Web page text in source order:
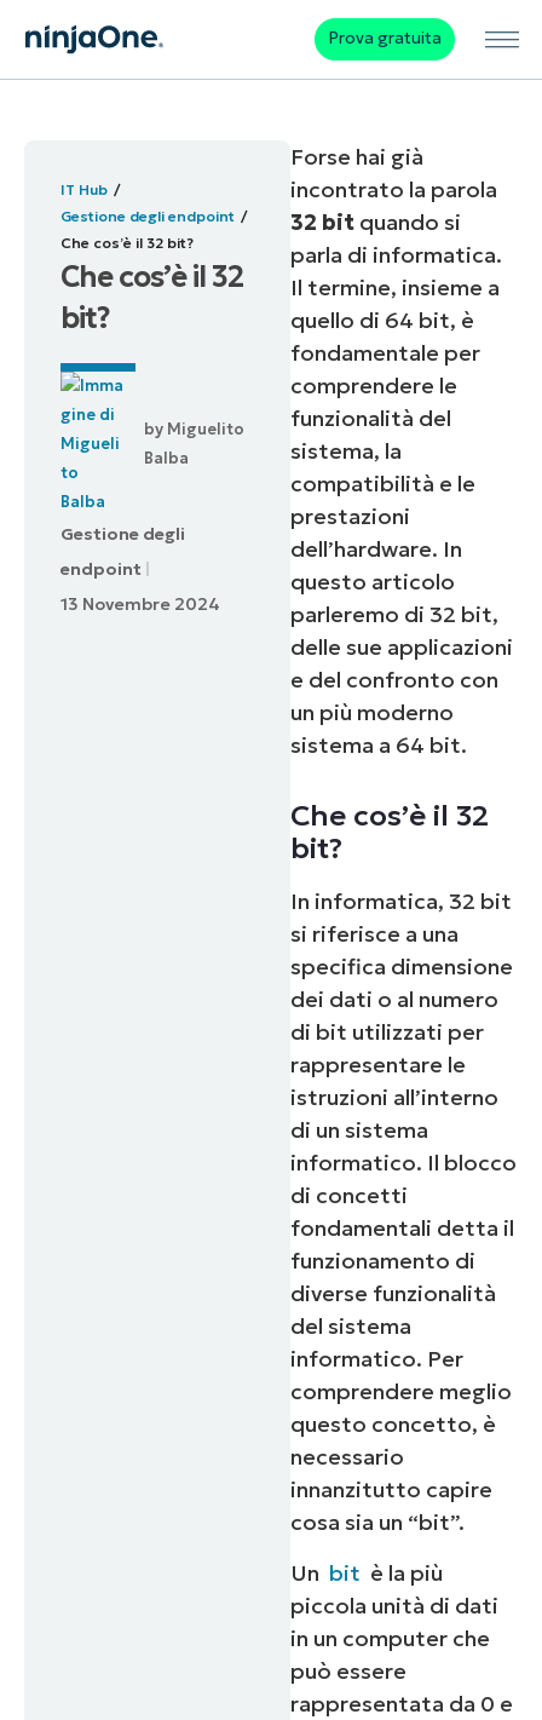
Prova gratuita
IT Hub
Gestione degli endpoint
Che cos’è il 32 bit?
Che cos’è il 32
bit?
by Miguelito
Balba
Gestione degli
endpoint
13 Novembre 2024
Forse hai già
incontrato la parola
32 bit quando si
parla di informatica.
Il termine, insieme a
quello di 64 bit, è
fondamentale per
comprendere le
funzionalità del
sistema, la
compatibilità e le
prestazioni
dell’hardware. In
questo articolo
parleremo di 32 bit,
delle sue applicazioni
e del confronto con
un più moderno
sistema a 64 bit.
Che cos’è il 32
bit?
In informatica, 32 bit
si riferisce a una
specifica dimensione
dei dati o al numero
di bit utilizzati per
rappresentare le
istruzioni all’interno
di un sistema
informatico. Il blocco
di concetti
fondamentali detta il
funzionamento di
diverse funzionalità
del sistema
informatico. Per
comprendere meglio
questo concetto, è
necessario
innanzitutto capire
cosa sia un “bit”.
Un bit è la più
piccola unità di dati
in un computer che
può essere
rappresentata da 0 e